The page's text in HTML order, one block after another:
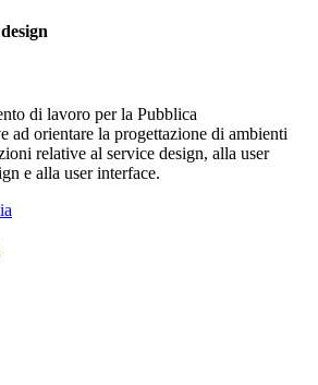
di lavoro per la Pubblica
ad orientare la progettazione di ambienti
relative al service design, alla user
e alla user interface.